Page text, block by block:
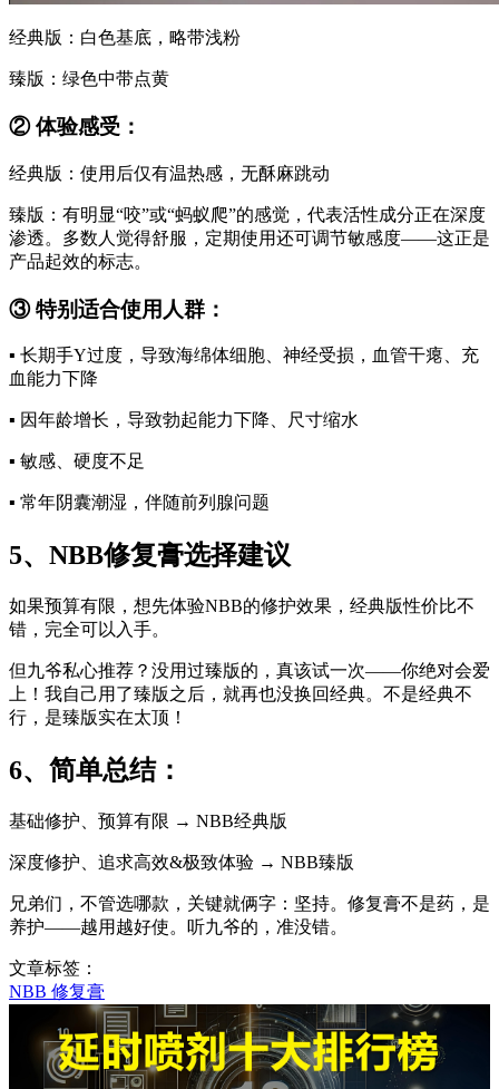
经典版：白色基底，略带浅粉
臻版：绿色中带点黄
② 体验感受：
经典版：使用后仅有温热感，无酥麻跳动
臻版：有明显“咬”或“蚂蚁爬”的感觉，代表活性成分正在深度
渗透。多数人觉得舒服，定期使用还可调节敏感度——这正是
产品起效的标志。
③ 特别适合使用人群：
▪️ 长期手Y过度，导致海绵体细胞、神经受损，血管干瘪、充
血能力下降
▪️ 因年龄增长，导致勃起能力下降、尺寸缩水
▪️ 敏感、硬度不足
▪️ 常年阴囊潮湿，伴随前列腺问题
5、NBB修复膏选择建议
如果预算有限，想先体验NBB的修护效果，经典版性价比不
错，完全可以入手。
但九爷私心推荐？没用过臻版的，真该试一次——你绝对会爱
上！我自己用了臻版之后，就再也没换回经典。不是经典不
行，是臻版实在太顶！
6、简单总结：
基础修护、预算有限 → NBB经典版
深度修护、追求高效&极致体验 → NBB臻版
兄弟们，不管选哪款，关键就俩字：坚持。修复膏不是药，是
养护——越用越好使。听九爷的，准没错。
文章标签：
NBB 修复膏